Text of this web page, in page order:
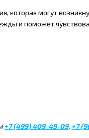
которая могут
и поможет
+7 (499) 409-49-09, +7